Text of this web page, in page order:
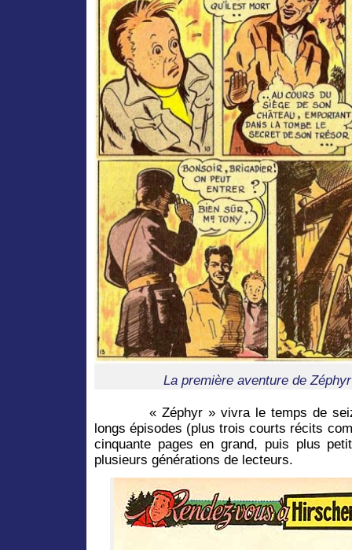
La première aventure de
« Zéphyr » vivra le temps de seize
longs épisodes (plus trois courts récits
cinquante pages en grand, puis plus
plusieurs générations de lecteurs.